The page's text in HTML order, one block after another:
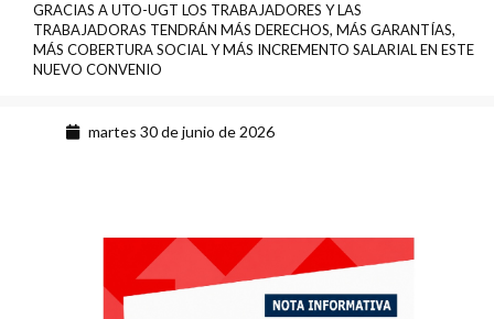
GRACIAS A UTO-UGT LOS TRABAJADORES Y LAS
TRABAJADORAS TENDRÁN MÁS DERECHOS, MÁS GARANTÍAS,
MÁS COBERTURA SOCIAL Y MÁS INCREMENTO SALARIAL EN ESTE
NUEVO CONVENIO
martes 30 de junio de 2026